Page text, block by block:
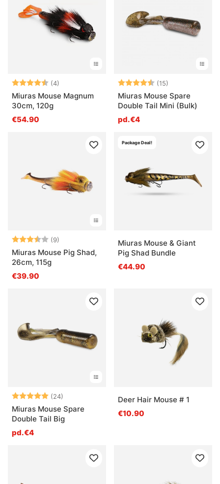
Note: (4)
Miuras Mouse Magnum
30cm, 120g
€54.90
Note: (15)
Miuras Mouse Spare
Double Tail Mini (Bulk)
pd.€4
Note: (9)
Miuras Mouse Pig Shad,
26cm, 115g
€39.90
Package Deal!
Miuras Mouse & Giant
Pig Shad Bundle
€44.90
Note: (24)
5.0 sur 5 étoiles
Miuras Mouse Spare
Double Tail Big
pd.€4
Deer Hair Mouse # 1
€10.90